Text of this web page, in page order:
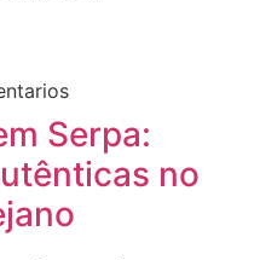
Serpa:
no